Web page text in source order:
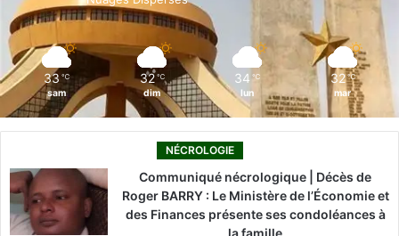
k
n
33 ℃
sam
32 ℃
dim
34 ℃
lun
32 ℃
mar
NÉCROLOGIE
Communiqué nécrologique | Décès de
Roger BARRY : Le Ministère de l’Économie et
des Finances présente ses condoléances à